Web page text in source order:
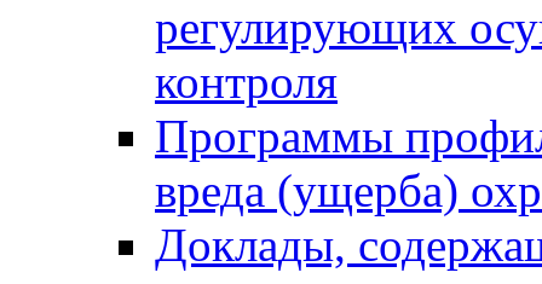
регулирующих
контроля
Программы
вреда (ущерба)
Доклады,